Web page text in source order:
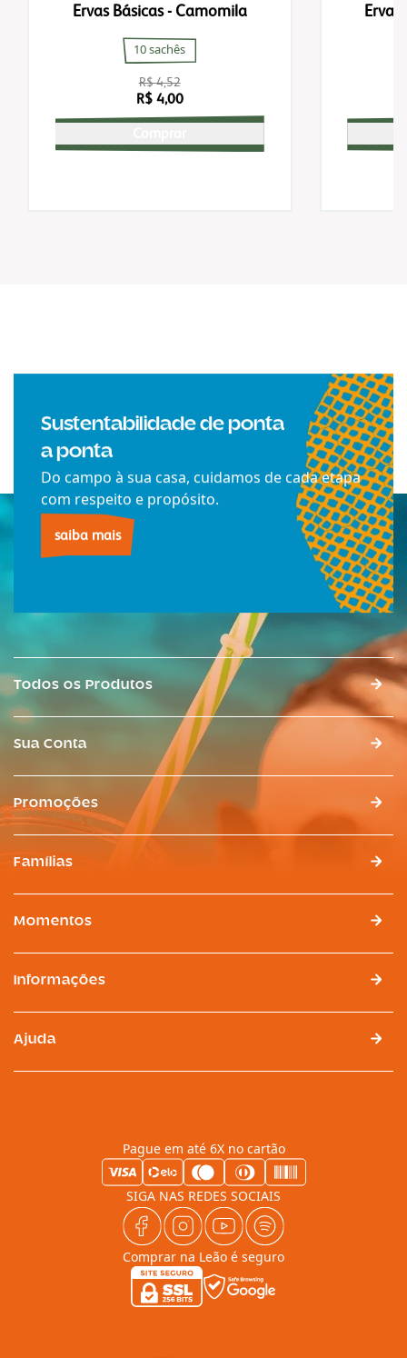
Ervas Básicas - Camomila
10 sachês
R$ 4,00
R$ 4,52
Ervas
Sustentabilidade de ponta
a ponta
Do campo à sua casa, cuidamos de cada etapa
com respeito e propósito.
saiba mais
Todos os Produtos
Sua Conta
Promoções
Famílias
Momentos
Informações
Ajuda
Pague em até 6X no cartão
SIGA NAS REDES SOCIAIS
Comprar na Leão é seguro